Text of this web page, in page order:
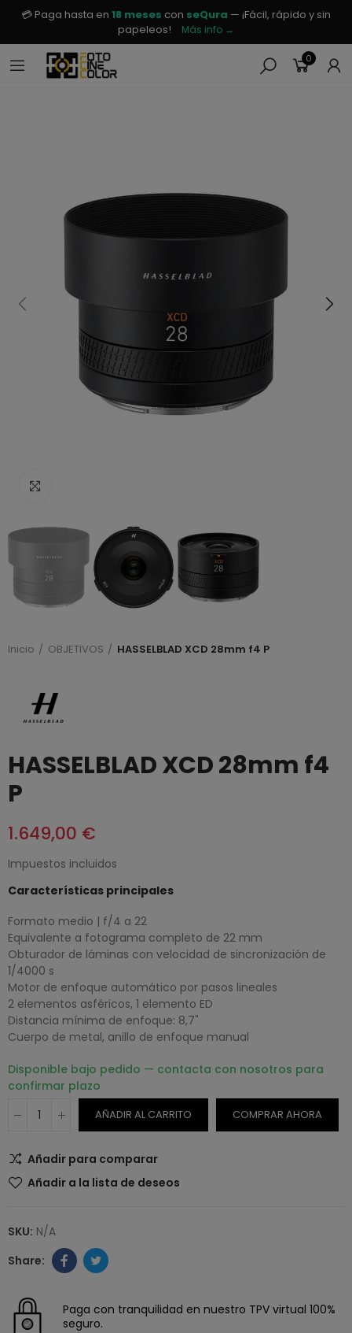
💳 Paga hasta en 18 meses con seQura — ¡Fácil, rápido y sin
papeleos!
Más info →
0
Inicio OBJETIVOS HASSELBLAD XCD 28mm f4 P
HASSELBLAD XCD 28mm f4
P
1.649,00 €
Impuestos incluidos
Características principales
Formato medio | f/4 a 22
Equivalente a fotograma completo de 22 mm
Obturador de láminas con velocidad de sincronización de
1/4000 s
Motor de enfoque automático por pasos lineales
2 elementos asféricos, 1 elemento ED
Distancia mínima de enfoque: 8,7"
Cuerpo de metal, anillo de enfoque manual
Disponible bajo pedido — contacta con nosotros para
confirmar plazo
AÑADIR AL CARRITO COMPRAR AHORA
Añadir para comparar
Añadir a la lista de deseos
SKU: N/A
Paga con tranquilidad en nuestro TPV virtual 100%
seguro.